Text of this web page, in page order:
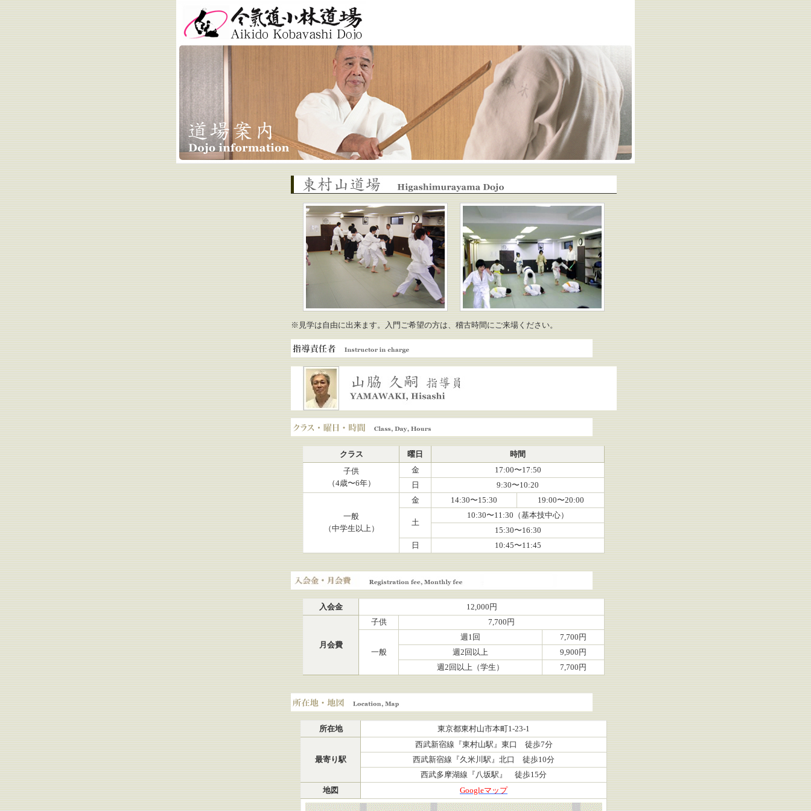
合気道小林道場 Aikido
Kobayashi Dojo
東村山道場
※見学は自由に出来ます。入門ご希望の方は、稽古時間にご来場ください。
指導責任者
山脇久嗣 専門指導員
クラス・曜日・時間
クラス 曜日
時間
子供
（4歳〜6年）
金
17:00〜17:50
日
9:30〜10:20
一般
（中学生以上）
金 14:30〜15:30 19:00〜20:00
土
10:30〜11:30（基本技中心）
15:30〜16:30
日
10:45〜11:45
入会金・月会費
入会金 12,000円
月会費
子供 7,700円
一般
週1回
7,700円
週2回以上
9,900円
週2回以上（学生）
7,700円
所在地・地図
所在地 東京都東村山市本町1-23-1
最寄り駅
西武新宿線『東村山駅』東口 徒歩7分
西武新宿線『久米川駅』北口 徒歩10分
西武多摩湖線『八坂駅』 徒歩15分
地図
Googleマップ